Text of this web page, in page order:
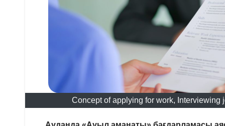
Concept of applying for work, Interviewing